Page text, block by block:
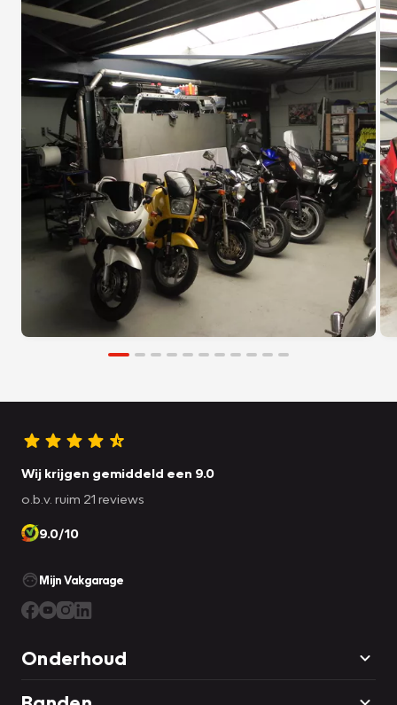
Wij krijgen gemiddeld een 9.0
o.b.v. ruim 21 reviews
9.0/10
Mijn Vakgarage
Onderhoud